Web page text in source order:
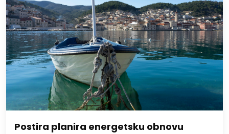
Postira planira energetsku obnovu